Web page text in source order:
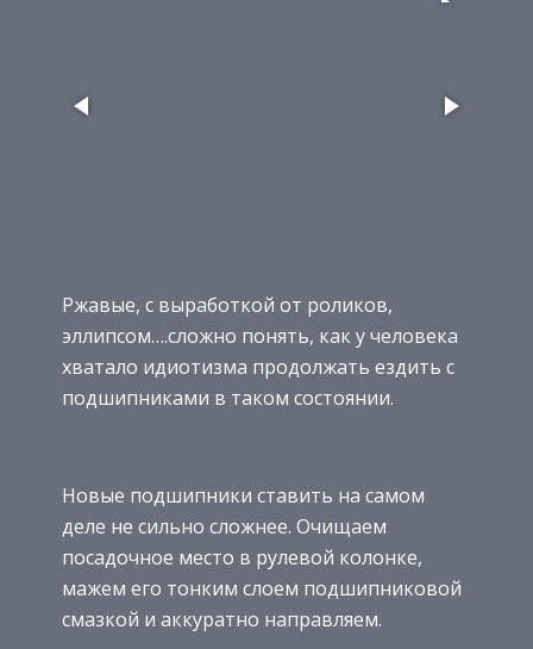
Ржавые, с выработкой от роликов,
эллипсом….сложно понять, как у человека
хватало идиотизма продолжать ездить с
подшипниками в таком состоянии.
Новые подшипники ставить на самом
деле не сильно сложнее. Очищаем
посадочное место в рулевой колонке,
мажем его тонким слоем подшипниковой
смазкой и аккуратно направляем.